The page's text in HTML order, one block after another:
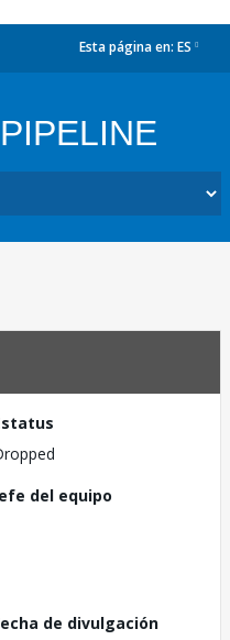
Esta página en: ES
del equipo
de divulgación